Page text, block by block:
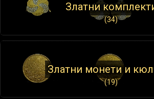
Златни
(34)
Златни монети и
(19)